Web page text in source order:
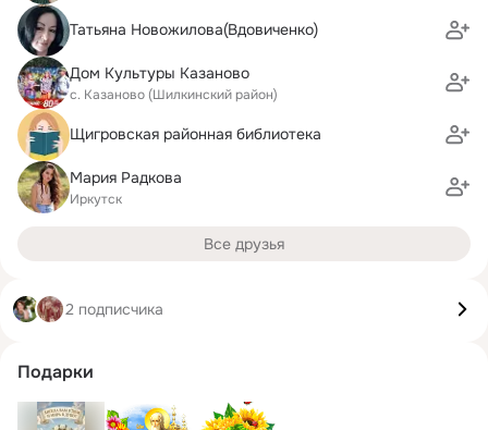
Татьяна Новожилова(Вдовиченко)
Дом Культуры Казаново
с. Казаново (Шилкинский район)
Щигровская районная библиотека
Мария Радкова
Иркутск
Все друзья
2 подписчика
Подарки